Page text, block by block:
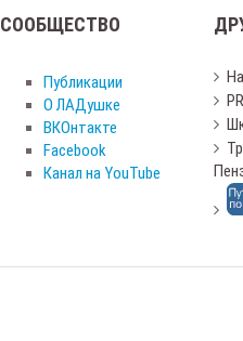
СООБЩЕСТВО
Публикации
О ЛАДушке
ВКОнтакте
Facebook
Канал на YouTube